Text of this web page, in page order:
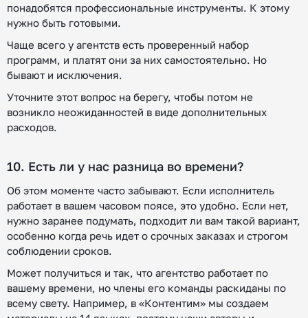
понадобятся профессиональные инструменты. К этому
нужно быть готовыми.
Чаще всего у агентств есть проверенный набор
программ, и платят они за них самостоятельно. Но
бывают и исключения.
Уточните этот вопрос на берегу, чтобы потом не
возникло неожиданностей в виде дополнительных
расходов.
10. Есть ли у нас разница во времени?
Об этом моменте часто забывают. Если исполнитель
работает в вашем часовом поясе, это удобно. Если нет,
нужно заранее подумать, подходит ли вам такой вариант,
особенно когда речь идет о срочных заказах и строгом
соблюдении сроков.
Может получиться и так, что агентство работает по
вашему времени, но члены его команды раскиданы по
всему свету. Например, в «Контентим» мы создаем